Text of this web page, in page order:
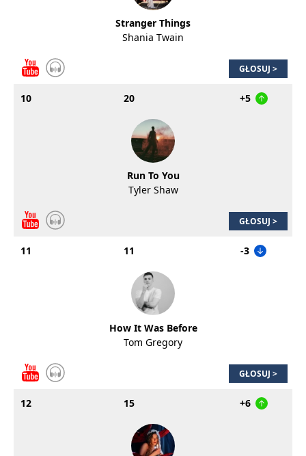
Stranger Things
Shania Twain
GŁOSUJ >
10 20 +5
Run To You
Tyler Shaw
GŁOSUJ >
11 11 -3
How It Was Before
Tom Gregory
GŁOSUJ >
12 15 +6